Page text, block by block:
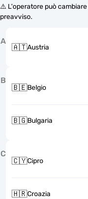
⚠️ L'operatore può cambiare
preavviso.
A
🇦🇹Austria
B
🇧🇪Belgio
🇧🇬Bulgaria
C
🇨🇾Cipro
🇭🇷Croazia